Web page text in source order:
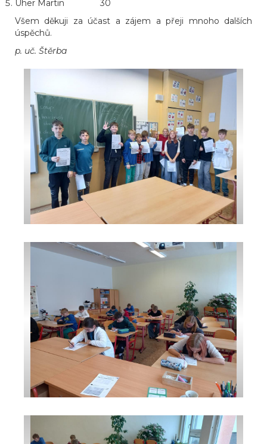
Uher Martin 30
Všem děkuji za účast a zájem a přeji mnoho dalších
úspěchů.
p. uč. Štěrba